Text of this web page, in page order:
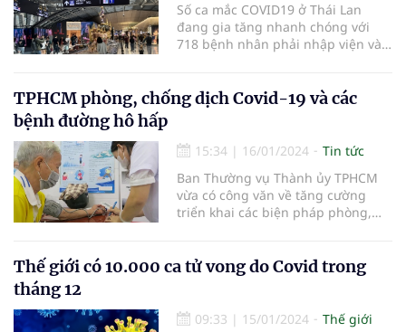
Số ca mắc COVID19 ở Thái Lan
đang gia tăng nhanh chóng với
718 bệnh nhân phải nhập viện và
TPHCM phòng, chống dịch Covid-19 và các
bệnh đường hô hấp
15:34 | 16/01/2024
Tin tức
Ban Thường vụ Thành ủy TPHCM
vừa có công văn về tăng cường
triển khai các biện pháp phòng,
hấp.
Thế giới có 10.000 ca tử vong do Covid trong
tháng 12
09:33 | 15/01/2024
Thế giới